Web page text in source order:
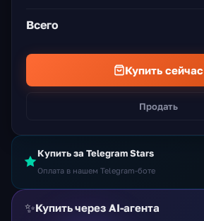
Всего
Купить сейчас
Продать
Купить за Telegram Stars
Оплата в нашем Telegram-боте
✨Купить через AI-агента